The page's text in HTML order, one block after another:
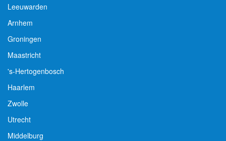
Leeuwarden
Arnhem
Groningen
Maastricht
's-Hertogenbosch
Haarlem
Zwolle
Utrecht
Middelburg